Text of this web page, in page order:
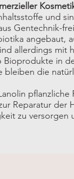
und
Gentechnik-
angebaut,
allerdings
in
die
Reparatur der
zu versorgen